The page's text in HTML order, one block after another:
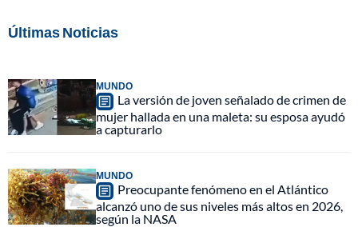
Últimas Noticias
MUNDO
La versión de joven señalado de crimen de
mujer hallada en una maleta: su esposa ayudó
a capturarlo
MUNDO
Preocupante fenómeno en el Atlántico
alcanzó uno de sus niveles más altos en 2026,
según la NASA